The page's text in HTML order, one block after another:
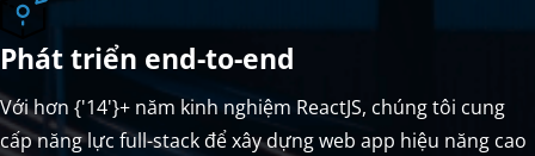
Phát triển end-to-end
Với hơn {'14'}+ năm kinh nghiệm ReactJS, chúng tôi cung
cấp năng lực full-stack để xây dựng web app hiệu năng cao